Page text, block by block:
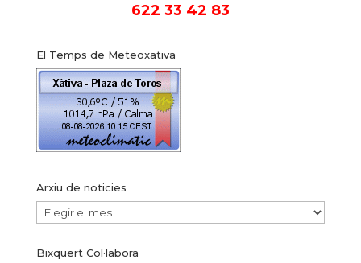
622 33 42 83
El Temps de Meteoxativa
Arxiu de noticies
Arxiu
noticies
Bixquert Col·labora